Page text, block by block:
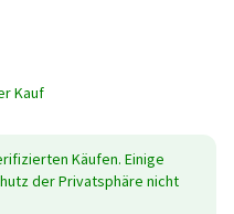
Kauf
Käufen. Einige
der Privatsphäre nicht